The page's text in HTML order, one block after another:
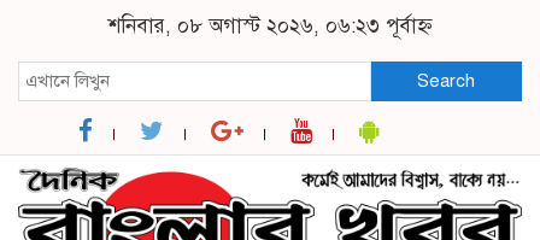
শনিবার, ০৮ অগাস্ট ২০২৬, ০৬:২৩ পূর্বাহ্ন
Search